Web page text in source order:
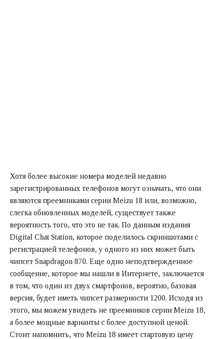
Хотя более высокие номера моделей недавно
зарегистрированных телефонов могут означать, что они
являются преемниками серии Meizu 18 или, возможно,
слегка обновленных моделей, существует также
вероятность того, что это не так. По данным издания
Digital Chat Station, которое поделилось скриншотами с
регистрацией телефонов, у одного из них может быть
чипсет Snapdragon 870. Еще одно неподтвержденное
сообщение, которое мы нашли в Интернете, заключается
в том, что один из двух смартфонов, вероятно, базовая
версия, будет иметь чипсет размерности 1200. Исходя из
этого, мы можем увидеть не преемников серии Meizu 18,
а более мощные варианты с более доступной ценой.
Стоит напомнить, что Meizu 18 имеет стартовую цену